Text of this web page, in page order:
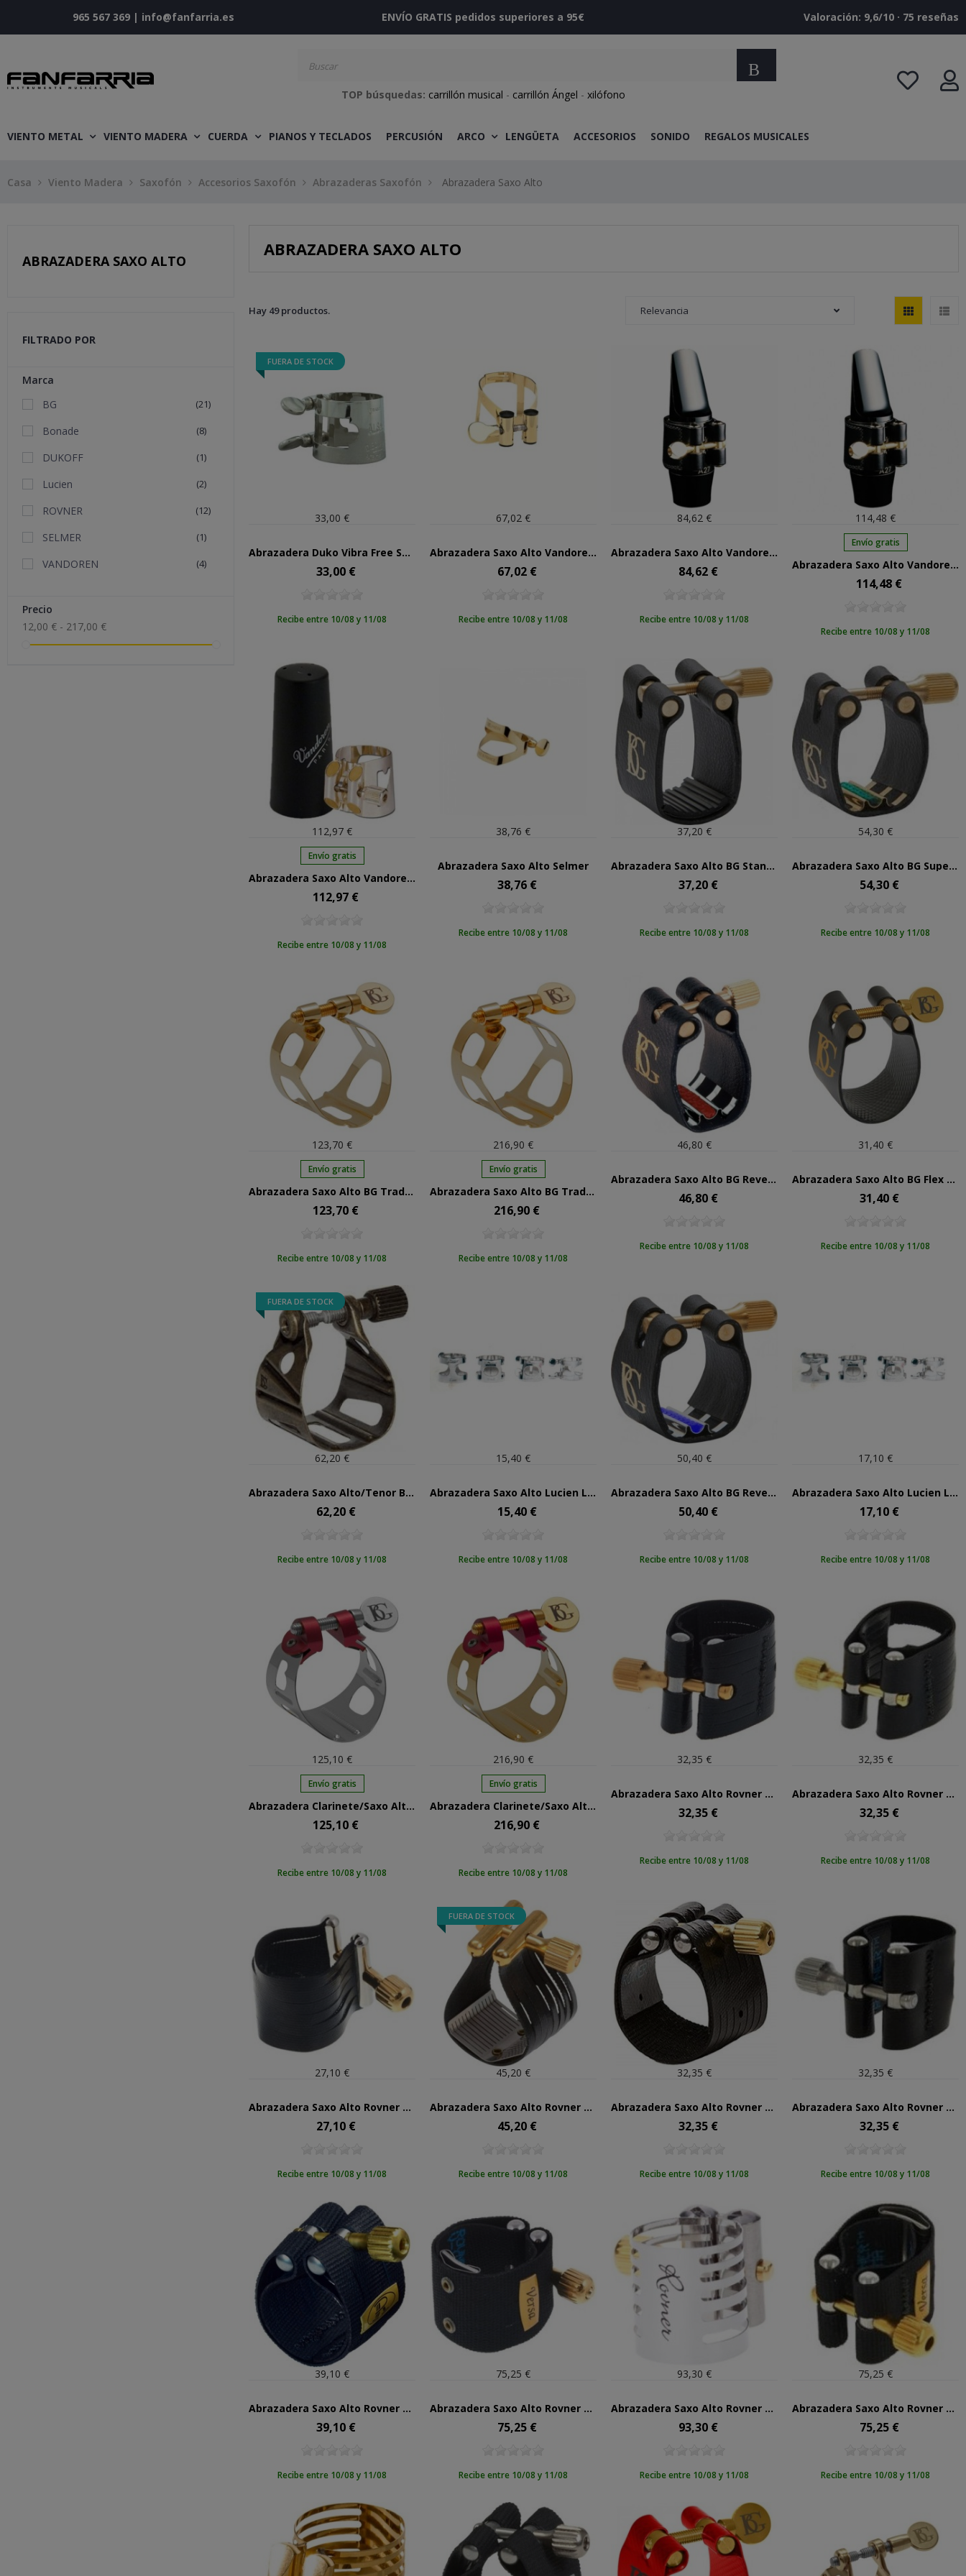
965 567 369 | info@fanfarria.es ENVÍO GRATIS pedidos superiores a 95€ Valoración: 9,6/10 · ‎75 reseñas
Buscar
TOP búsquedas: carrillón musical - carrillón Ángel - xilófono
VIENTO METAL VIENTO MADERA CUERDA PIANOS Y TECLADOS PERCUSIÓN ARCO LENGÜETA ACCESORIOS SONIDO REGALOS MUSICALES
Casa Viento Madera Saxofón Accesorios Saxofón Abrazaderas Saxofón Abrazadera Saxo Alto
ABRAZADERA SAXO ALTO
FILTRADO POR
Marca
BG
(21)
Bonade (8)
DUKOFF (1)
Lucien (2)
ROVNER (12)
SELMER (1)
VANDOREN (4)
Precio
12,00 € - 217,00 €
ABRAZADERA SAXO ALTO
Hay 49 productos. Relevancia
FUERA DE STOCK
33,00 €
Abrazadera Dukoff Vibra Free Saxo Alto/Tenor
Precio
33,00 €
Recibe entre 10/08 y 11/08
67,02 €
Abrazadera Saxo Alto Vandoren M/O LC-57DP
Precio
67,02 €
Recibe entre 10/08 y 11/08
84,62 €
Abrazadera Saxo Alto Vandoren Cuero LC-27P
Precio
84,62 €
Recibe entre 10/08 y 11/08
114,48 €
Envío gratis
Abrazadera Saxo Alto Vandoren Cuero LC-27L
Precio
114,48 €
Recibe entre 10/08 y 11/08
112,97 €
Envío gratis
Abrazadera Saxo Alto Vandoren Optimum LC-07P
Precio
112,97 €
Recibe entre 10/08 y 11/08
38,76 €
Abrazadera Saxo Alto Selmer
Precio
38,76 €
Recibe entre 10/08 y 11/08
37,20 €
Abrazadera Saxo Alto BG Standard L-12
Precio
37,20 €
Recibe entre 10/08 y 11/08
54,30 €
Abrazadera Saxo Alto BG Super Revelation L-12SR
Precio
54,30 €
Recibe entre 10/08 y 11/08
123,70 €
Envío gratis
Abrazadera Saxo Alto BG Tradition Lacada L-10
Precio
123,70 €
Recibe entre 10/08 y 11/08
216,90 €
Envío gratis
Abrazadera Saxo Alto BG Tradition Chapada Oro L-11
Precio
216,90 €
Recibe entre 10/08 y 11/08
46,80 €
Abrazadera Saxo Alto BG Revelation Plata L-12RS
Precio
46,80 €
Recibe entre 10/08 y 11/08
31,40 €
Abrazadera Saxo Alto BG Flex LFA
Precio
31,40 €
Recibe entre 10/08 y 11/08
FUERA DE STOCK
62,20 €
Abrazadera Saxo Alto/Tenor BG Universal Metal Jazz Plat. Mate L-28MJ
Precio
62,20 €
Recibe entre 10/08 y 11/08
15,40 €
Abrazadera Saxo Alto Lucien LG-15 Plateada
Precio
15,40 €
Recibe entre 10/08 y 11/08
50,40 €
Abrazadera Saxo Alto BG Revelation Plata Jazz L-12RSJ
Precio
50,40 €
Recibe entre 10/08 y 11/08
17,10 €
Abrazadera Saxo Alto Lucien LG-25 Lacada
Precio
17,10 €
Recibe entre 10/08 y 11/08
125,10 €
Envío gratis
Abrazadera Clarinete/Saxo Alto BG Dúo Plateada LD
Precio
125,10 €
Recibe entre 10/08 y 11/08
216,90 €
Envío gratis
Abrazadera Clarinete/Saxo Alto BG Dúo Chapada Oro LD-1
Precio
216,90 €
Recibe entre 10/08 y 11/08
32,35 €
Abrazadera Saxo Alto Rovner Dark 1RL
Precio
32,35 €
Recibe entre 10/08 y 11/08
32,35 €
Abrazadera Saxo Alto Rovner Light L1RL
Precio
32,35 €
Recibe entre 10/08 y 11/08
27,10 €
Abrazadera Saxo Alto Rovner Star SS1RL
Precio
27,10 €
Recibe entre 10/08 y 11/08
FUERA DE STOCK
45,20 €
Abrazadera Saxo Alto Rovner Legacy LG1RL
Precio
45,20 €
Recibe entre 10/08 y 11/08
32,35 €
Abrazadera Saxo Alto Rovner Dark 1M (metal)
Precio
32,35 €
Recibe entre 10/08 y 11/08
32,35 €
Abrazadera Saxo Alto Rovner Light L1M (metal)
Precio
32,35 €
Recibe entre 10/08 y 11/08
39,10 €
Abrazadera Saxo Alto Rovner MKIII C1RL
Precio
39,10 €
Recibe entre 10/08 y 11/08
75,25 €
Abrazadera Saxo Alto Rovner Versa V1RL
Precio
75,25 €
Recibe entre 10/08 y 11/08
93,30 €
Abrazadera Saxo Alto Rovner Platinum P1RL
Precio
93,30 €
Recibe entre 10/08 y 11/08
75,25 €
Abrazadera Saxo Alto Rovner Versa V1MA (metal)
Precio
75,25 €
Recibe entre 10/08 y 11/08